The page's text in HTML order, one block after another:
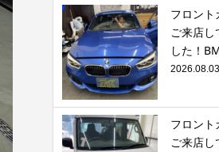
フロント
ご来店し
した！
2026.08.03
フロント
ご来店し